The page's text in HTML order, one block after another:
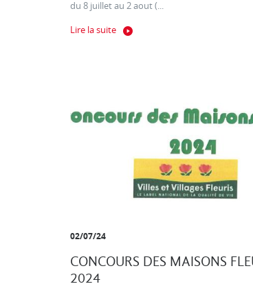
du 8 juillet au 2 aout (...
Lire la suite
02/07/24
CONCOURS DES MAISONS
2024